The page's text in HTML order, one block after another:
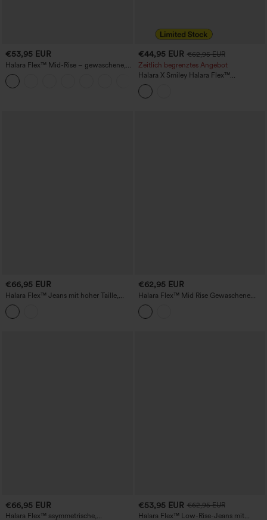
€53,95 EUR
Halara Flex™ Mid-Rise – gewaschene,
lässige Baggy-Jeans mit weitem Bein
und Taschen
€44,95 EUR €62,95 EUR
Zeitlich begrenztes Angebot
Halara X Smiley Halara Flex™
Asymmetrische Low-Rise Baggy-Jeans
mit weitem Bein, gewaschener Optik
und Taschen
€66,95 EUR
Halara Flex™ Jeans mit hoher Taille,
geradem Bein und Taschen
€62,95 EUR
Halara Flex™ Mid Rise Gewaschene
Lässige Weite Jeans mit Taschen
€66,95 EUR
Halara Flex™ asymmetrische,
€53,95 EUR €62,95 EUR
Halara Flex™ Low-Rise-Jeans mit